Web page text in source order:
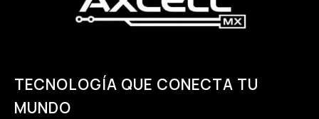
TECNOLOGÍA QUE CONECTA TU
MUNDO